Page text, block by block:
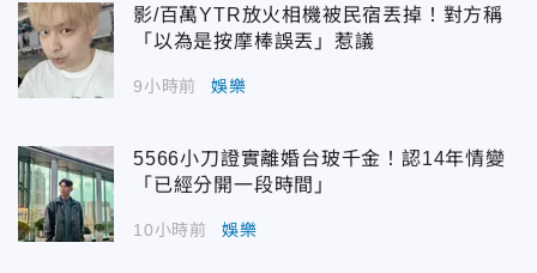
影/百萬YTR放火相機被民宿丟掉！對方稱
「以為是按摩棒誤丟」惹議
9小時前 娛樂
5566小刀證實離婚台玻千金！認14年情變
「已經分開一段時間」
10小時前 娛樂